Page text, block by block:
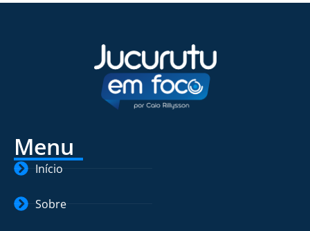
Menu
Início
Sobre